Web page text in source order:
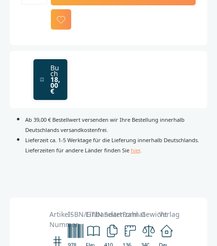
Bu
ch
18,
00
€
Ab 39,00 € Bestellwert versenden wir Ihre Bestellung innerhalb
Deutschlands versandkostenfrei.
Lieferzeit ca. 1-5 Werktage für die Lieferung innerhalb Deutschlands.
Lieferzeiten für andere Länder finden Sie hier.
Artikel-
Nummer
ISBN/GTINEinbandartSeitenzahl
FormatGewichtVerlag